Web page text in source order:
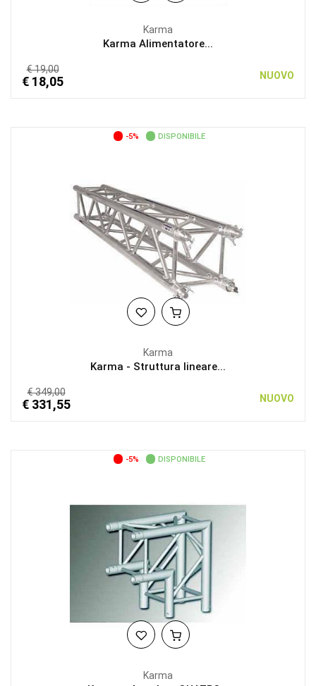
Karma
Karma Alimentatore...
€ 19,00
€ 18,05 NUOVO
-5% DISPONIBILE
Karma
Karma - Struttura lineare...
€ 349,00
€ 331,55 NUOVO
-5% DISPONIBILE
Karma